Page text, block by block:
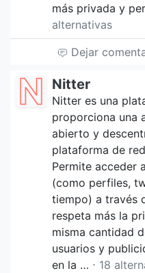
más privada y
alternativas
Dejar
Nitter
Nitter es una
proporciona una
abierto y
plataforma de
Permite acceder
(como perfiles,
tiempo) a través
respeta más la
misma cantidad
usuarios y
en la … ⋅ 18